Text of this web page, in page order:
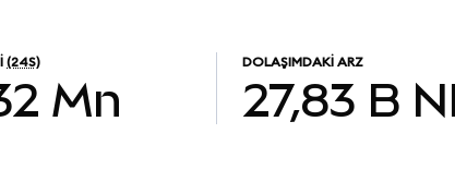
(24S)
Mn
DOLAŞIMDAKI ARZ
27,83 B